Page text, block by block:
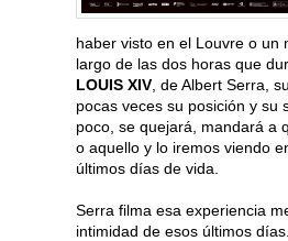
haber visto en el Louvre o un
largo de las dos horas que
LOUIS XIV , de Albert Serra,
pocas veces su posición y su
poco, se quejará, mandará a
o aquello y lo iremos viendo
últimos días de vida.
Serra filma esa experiencia
intimidad de esos últimos